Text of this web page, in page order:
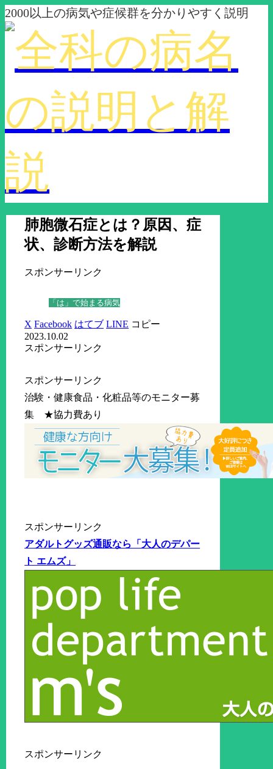
2000以上の病気や症候群を分かりやすく説明
肺胞微石症とは？原因、症
状、診断方法を解説
スポンサーリンク
「は」で始まる病気
X Facebook はてブ LINE コピー
2023.10.02
スポンサーリンク
スポンサーリンク
治験・健康食品・化粧品等のモニター募
集 ★協力費あり
スポンサーリンク
アダルトグッズ通販なら「大人のデパー
ト エムズ」
スポンサーリンク